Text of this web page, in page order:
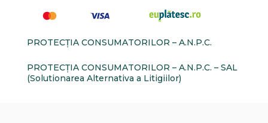
PROTECŢIA CONSUMATORILOR – A.N.P.C.
PROTECŢIA CONSUMATORILOR – A.N.P.C. – SAL
(Solutionarea Alternativa a Litigiilor)